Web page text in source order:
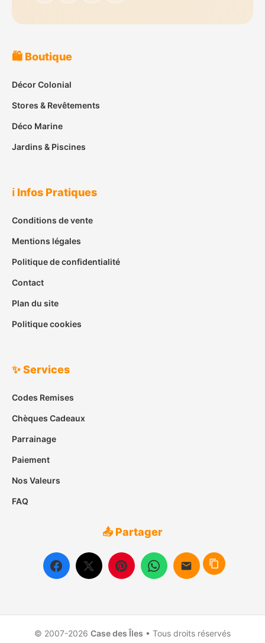
🛍️ Boutique
Décor Colonial
Stores & Revêtements
Déco Marine
Jardins & Piscines
ℹ️ Infos Pratiques
Conditions de vente
Mentions légales
Politique de confidentialité
Contact
Plan du site
Politique cookies
✨ Services
Codes Remises
Chèques Cadeaux
Parrainage
Paiement
Nos Valeurs
FAQ
📤 Partager
© 2007-2026 Case des Îles • Tous droits réservés